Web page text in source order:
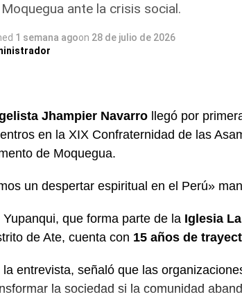
ante la crisis social.
1 semana agoon 28 de julio de 2026
Jhampier Navarro llegó por
en la XIX Confraternidad de las
de Moquegua.
un despertar espiritual en el Perú»
Yupanqui, que forma parte de la Iglesia
de Ate, cuenta con 15 años de
la entrevista, señaló que las
la sociedad si la comunidad